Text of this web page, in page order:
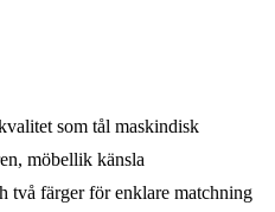
som tål maskindisk
möbellik känsla
två färger för enklare matchning